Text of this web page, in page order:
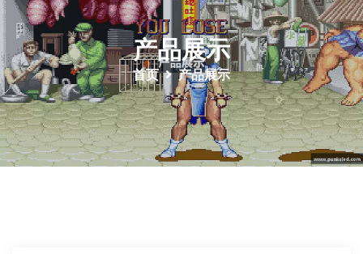
产品展示
首页 产品展示